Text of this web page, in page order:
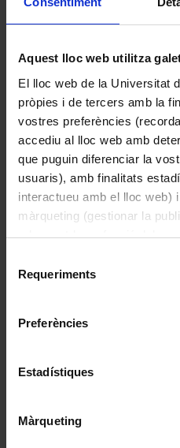
Aquest lloc web utilitza
El lloc web de la Universitat
pròpies i de tercers amb la
vostres preferències
accediu al lloc web amb
que puguin diferenciar la
usuaris), amb finalitats
interactueu amb el lloc web)
màrqueting (gestionar la
adequant-la en funció dels
consultar laPolítica de
Requeriments
Preferències
Estadístiques
Màrqueting
Exemplar a carpeta
Altres peces de la
¡Acógela!
1936